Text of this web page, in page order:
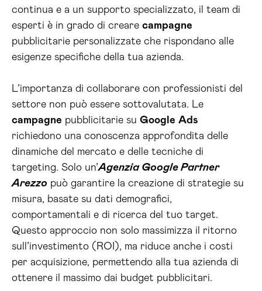
continua e a un supporto specializzato, il team di
esperti è in grado di creare campagne
pubblicitarie personalizzate che rispondano alle
esigenze specifiche della tua azienda.
L’importanza di collaborare con professionisti del
settore non può essere sottovalutata. Le
campagne pubblicitarie su Google Ads
richiedono una conoscenza approfondita delle
dinamiche del mercato e delle tecniche di
targeting. Solo un’Agenzia Google Partner
Arezzo può garantire la creazione di strategie su
misura, basate su dati demografici,
comportamentali e di ricerca del tuo target.
Questo approccio non solo massimizza il ritorno
sull’investimento (ROI), ma riduce anche i costi
per acquisizione, permettendo alla tua azienda di
ottenere il massimo dai budget pubblicitari.